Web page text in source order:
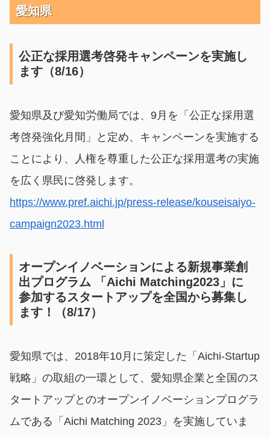
愛知県
公正な採用選考啓発キャンペーンを実施し
ます（8/16）
愛知県及び愛知労働局では、9月を「公正な採用選
考啓発強化月間」と定め、キャンペーンを実施する
ことにより、人権を尊重した公正な採用選考の実施
を広く県民に啓発します。
https://www.pref.aichi.jp/press-release/kouseisaiyo-
campaign2023.html
オープンイノベーションによる新規事業創
出プログラム 「Aichi Matching2023」に
参加するスタートアップを全国から募集し
ます！（8/17）
愛知県では、2018年10月に策定した「Aichi-Startup
戦略」の取組の一環として、愛知県企業と全国のス
タートアップとのオープンイノベーションプログラ
ムである「Aichi Matching 2023」を実施していま